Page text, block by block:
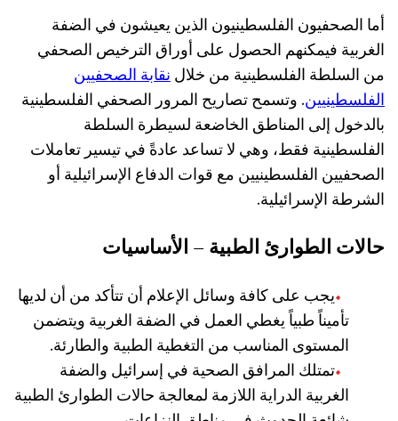
أما الصحفيون الفلسطينيون الذين يعيشون في الضفة
الغربية فيمكنهم الحصول على أوراق الترخيص الصحفي
من السلطة الفلسطينية من خلالنقابة الصحفيين
الفلسطينيين. وتسمح تصاريح المرور الصحفي الفلسطينية
بالدخول إلى المناطق الخاضعة لسيطرة السلطة
الفلسطينية فقط، وهي لا تساعد عادةً في تيسير تعاملات
الصحفيين الفلسطينيين مع قوات الدفاع الإسرائيلية أو
الشرطة الإسرائيلية.
حالات الطوارئ الطبية – الأساسيات
يجب على كافة وسائل الإعلام أن تتأكد من أن لديها
تأميناً طبياً يغطي العمل في الضفة الغربية ويتضمن
المستوى المناسب من التغطية الطبية والطارئة.
تمتلك المرافق الصحية في إسرائيل والضفة
الغربية الدراية اللازمة لمعالجة حالات الطوارئ الطبية